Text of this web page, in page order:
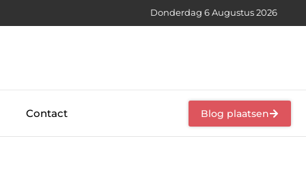
Donderdag 6 Augustus 2026
Contact Blog plaatsen